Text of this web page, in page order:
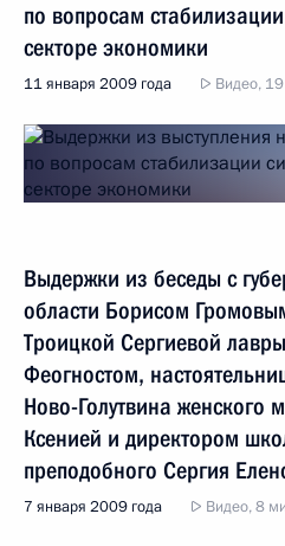
по вопросам
секторе экономики
11 января 2009 года Видео,
Выдержки из беседы с
области Борисом
Троицкой Сергиевой
Феогностом,
Ново-Голутвина женского
Ксенией и директором
преподобного Сергия
7 января 2009 года Видео, 8